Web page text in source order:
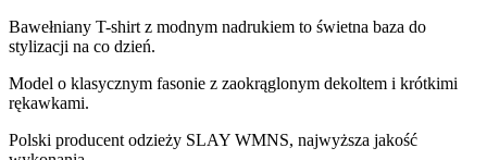
Bawełniany T-shirt z modnym nadrukiem to świetna baza do
stylizacji na co dzień.
Model o klasycznym fasonie z zaokrąglonym dekoltem i krótkimi
rękawkami.
Polski producent odzieży SLAY WMNS, najwyższa jakość